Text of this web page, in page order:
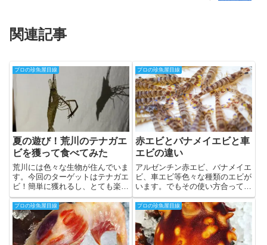
関連記事
プロの珍魚屋目線
夏の遊び！荒川のテナガエ
ビを獲って食べてみた
荒川には色々な生物が住んでいま
す。今回のターゲットはテナガエ
ビ！簡単に獲れるし、とても楽し
い！子供の自由研究にも！下処理
をすれば美味しく食べられます！
獲り方、食べ方を教えます！
プロの珍魚屋目線
赤エビとバナメイエビと車
エビの違い
アルゼンチン赤エビ、バナメイエ
ビ、車エビ等色々な種類のエビが
います。でもその使い方合ってま
すか？違いは？それぞれの良さを
知って料理の幅を広げよう。
プロの珍魚屋目線 プロの珍魚屋目線